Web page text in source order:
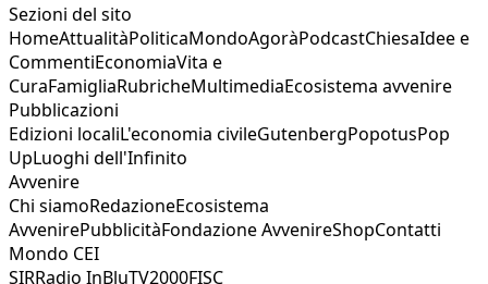
Sezioni del sito
HomeAttualitàPoliticaMondoAgoràPodcastChiesaIdee e
CommentiEconomiaVita e
CuraFamigliaRubricheMultimediaEcosistema avvenire
Pubblicazioni
Edizioni localiL'economia civileGutenbergPopotusPop
UpLuoghi dell'Infinito
Avvenire
Chi siamoRedazioneEcosistema
AvvenirePubblicitàFondazione AvvenireShopContatti
Mondo CEI
SIRRadio InBluTV2000FISC